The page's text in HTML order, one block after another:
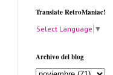
Translate RetroManiac!
Select Language ▼
Archivo del blog